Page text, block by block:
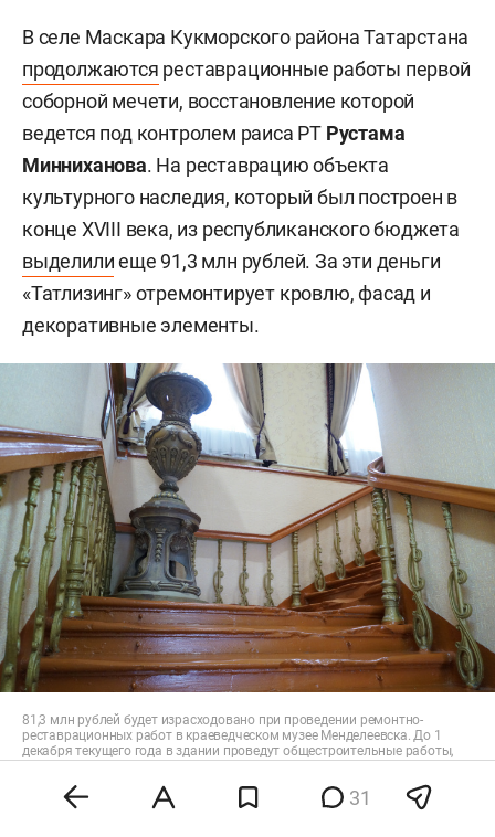
В селе Маскара Кукморского района Татарстана
продолжаются реставрационные работы первой
соборной мечети, восстановление которой
ведется под контролем раиса РТ Рустама
Минниханова. На реставрацию объекта
культурного наследия, который был построен в
конце XVIII века, из республиканского бюджета
выделилиеще 91,3 млн рублей. За эти деньги
«Татлизинг» отремонтирует кровлю, фасад и
декоративные элементы.
81,3 млн рублей будет израсходовано при проведении ремонтно-
реставрационных работ в краеведческом музее Менделеевска. До 1
декабря текущего года в здании проведут общестроительные работы,
отреставрируют кровлю и др.
Фото: «БИЗНЕС Online»
31